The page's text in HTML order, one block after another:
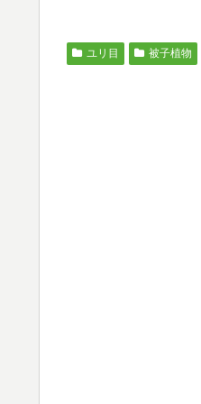
ユリ目 被子植物